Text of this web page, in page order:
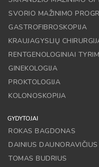
SVORIO MAŽINIMO
GASTROFIBROSKOPIJA
KRAUJAGYSLIŲ
RENTGENOLOGINIAI
GINEKOLOGIJA
PROKTOLOGIJA
KOLONOSKOPIJA
GYDYTOJAI
ROKAS BAGDONAS
DAINIUS DAUNORAVIČIUS
TOMAS BUDRIUS